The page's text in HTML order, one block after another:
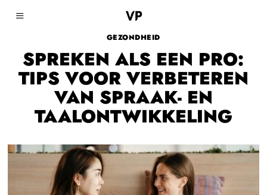
GEZONDHEID
SPREKEN ALS EEN PRO:
TIPS VOOR VERBETEREN
VAN SPRAAK- EN
TAALONTWIKKELING